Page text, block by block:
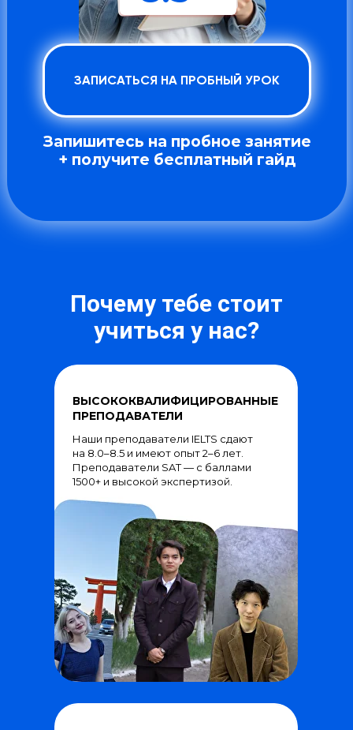
Запишитесь на пробное занятие
+ получите бесплатный гайд
ЗАПИСАТЬСЯ НА ПРОБНЫЙ УРОК
Наши преподаватели IELTS сдают
на 8.0–8.5 и имеют опыт 2–6 лет.
Преподаватели SAT — с баллами
1500+ и высокой экспертизой.
Почему тебе стоит
учиться у нас?
ВЫСОКОКВАЛИФИЦИРОВАННЫЕ
ПРЕПОДАВАТЕЛИ